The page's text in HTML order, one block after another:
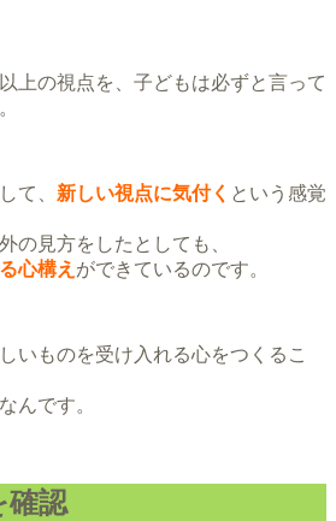
上の視点を、子どもは必ずと言って
て、 新しい視点に気付く という感覚
の見方をしたとしても、
心構え ができているのです。
いものを受け入れる心をつくるこ
んです。
認